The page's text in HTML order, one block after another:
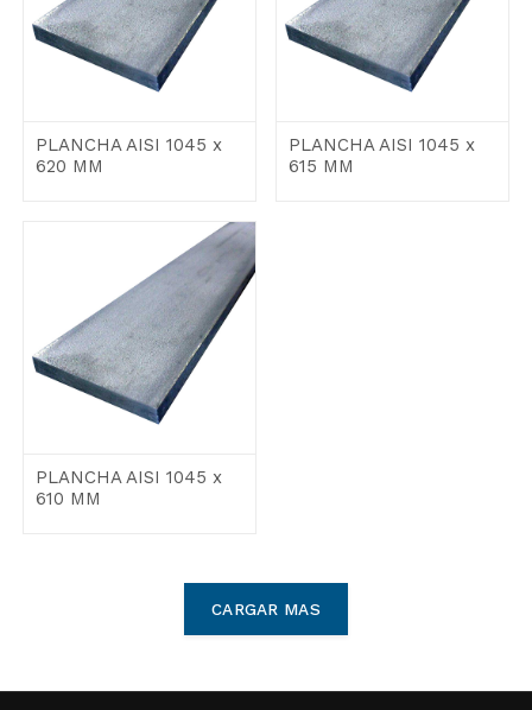
PLANCHA AISI 1045 x
620 MM
PLANCHA AISI 1045 x
615 MM
PLANCHA AISI 1045 x
610 MM
CARGAR MAS